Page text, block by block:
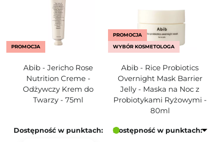
PROMOCJA
Abib - Jericho Rose
Nutrition Creme -
Odżywczy Krem do
Twarzy - 75ml
Dostępność w punktach:
PROMOCJA
WYBÓR KOSMETOLOGA
Abib - Rice Probiotics
Overnight Mask Barrier
Jelly - Maska na Noc z
Probiotykami Ryżowymi -
80ml
Dostępność w punktach: